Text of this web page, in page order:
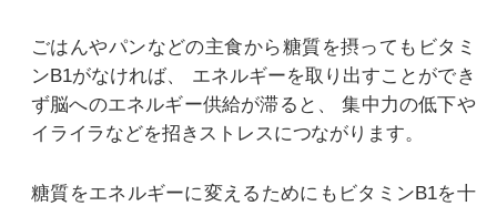
ごはんやパンなどの主食から糖質を摂ってもビタミ
ンB1がなければ、
エネルギーを取り出すことができ
ず脳へのエネルギー供給が滞ると、
集中力の低下や
イライラなどを招きストレスにつながります。
糖質をエネルギーに変えるためにもビタミンB1を十